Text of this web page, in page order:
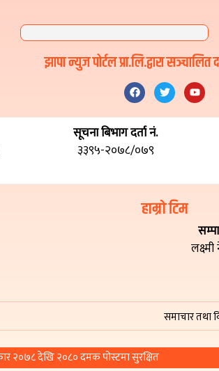
झापा न्युज पोर्टल प्रा.लि.द्वारा
सूचना बिभाग दर्ता नं.
३३९५-२०७८/०७९
हाम्रो टिम
समाचार तथा
© प्रतिलिपि अधिकार २०७८ देखि २०८० दमक पोस्टमा सुरक्षित